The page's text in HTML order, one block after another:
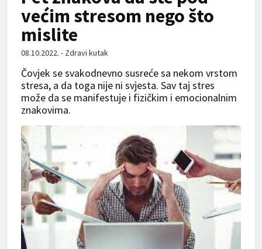
većim stresom nego što
mislite
08.10.2022. - Zdravi kutak
Čovjek se svakodnevno susreće sa nekom vrstom
stresa, a da toga nije ni svjesta. Sav taj stres
može da se manifestuje i fizičkim i emocionalnim
znakovima.